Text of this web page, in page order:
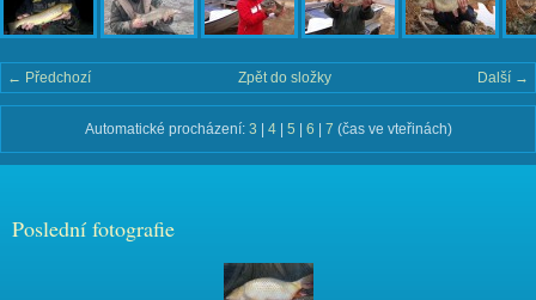
← Předchozí Další →
Zpět do složky
Automatické procházení: 3 | 4| 5 | 6 | 7 (čas ve vteřinách)
Poslední fotografie